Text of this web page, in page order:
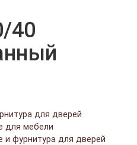
40
для дверей
для мебели
и фурнитура для дверей